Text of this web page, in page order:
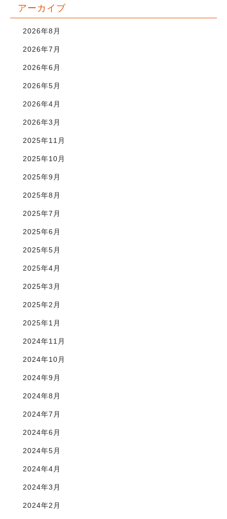
アーカイブ
2026年8月
2026年7月
2026年6月
2026年5月
2026年4月
2026年3月
2025年11月
2025年10月
2025年9月
2025年8月
2025年7月
2025年6月
2025年5月
2025年4月
2025年3月
2025年2月
2025年1月
2024年11月
2024年10月
2024年9月
2024年8月
2024年7月
2024年6月
2024年5月
2024年4月
2024年3月
2024年2月